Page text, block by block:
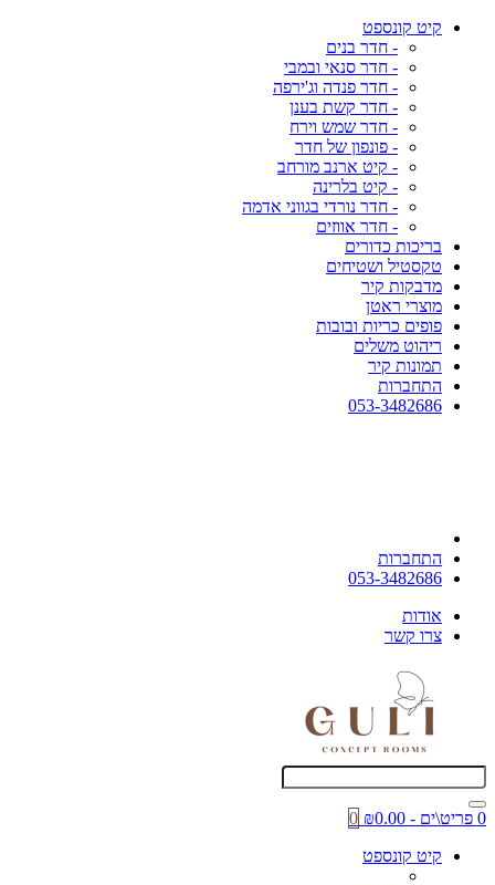
קיט קונספט
- חדר בנים
- חדר סנאי ובמבי
- חדר פנדה וג'ירפה
- חדר קשת בענן
- חדר שמש וירח
- פונפון של חדר
- קיט ארנב מורחב
- קיט בלרינה
- חדר נורדי בגווני אדמה
- חדר אווזים
בריכות כדורים
טקסטיל ושטיחים
מדבקות קיר
מוצרי ראטן
פופים כריות ובובות
ריהוט משלים
תמונות קיר
התחברות
053-3482686
התחברות
053-3482686
אודות
צרו קשר
0 פריט\ים - ₪0.00
0
קיט קונספט